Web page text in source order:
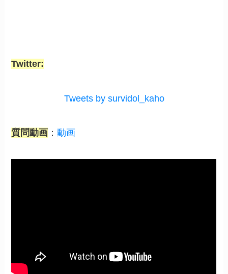
Twitter:
Tweets by survidol_kaho
質問動画 ：動画